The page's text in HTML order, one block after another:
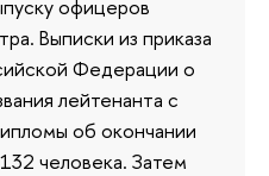
офицеров
Выписки из приказа
Федерации о
лейтенанта с
об окончании
человека. Затем